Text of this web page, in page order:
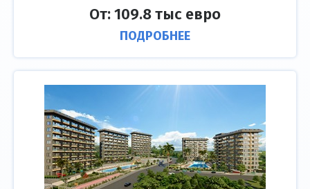
От: 109.8 тыс евро
ПОДРОБНЕЕ